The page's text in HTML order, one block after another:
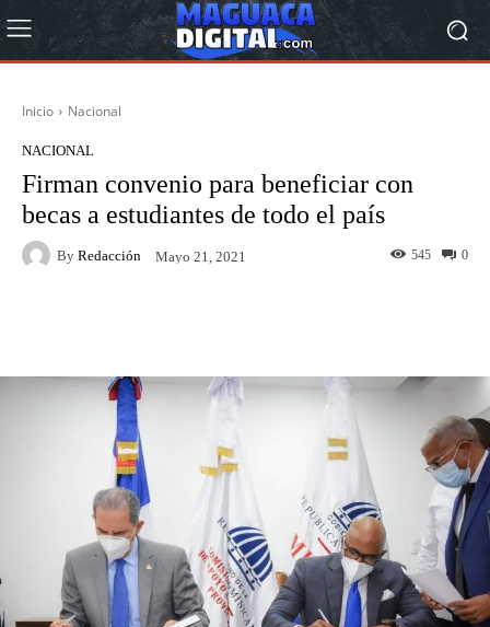
Inicio Nacional
NACIONAL
Firman convenio para beneficiar con
becas a estudiantes de todo el país
By Redacción Mayo 21, 2021 0
545